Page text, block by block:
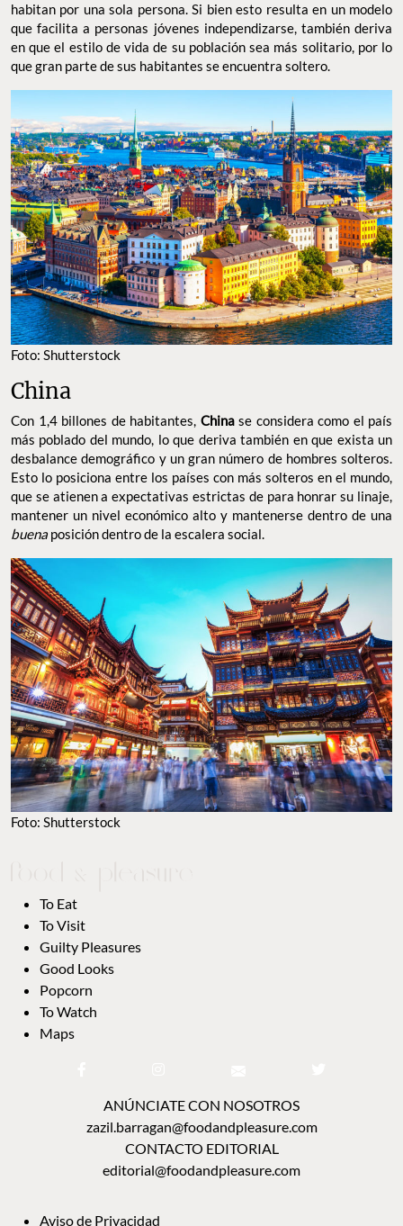
habitan por una sola persona. Si bien esto resulta en un modelo
que facilita a personas jóvenes independizarse, también deriva
en que el estilo de vida de su población sea más solitario, por lo
que gran parte de sus habitantes se encuentra soltero.
Foto: Shutterstock
China
Con 1,4 billones de habitantes, China se considera como el país
más poblado del mundo, lo que deriva también en que exista un
desbalance demográfico y un gran número de hombres solteros.
Esto lo posiciona entre los países con más solteros en el mundo,
que se atienen a expectativas estrictas de para honrar su linaje,
mantener un nivel económico alto y mantenerse dentro de una
buena posición dentro de la escalera social.
Foto: Shutterstock
To Eat
To Visit
Guilty Pleasures
Good Looks
Popcorn
To Watch
Maps
ANÚNCIATE CON NOSOTROS
zazil.barragan@foodandpleasure.com
CONTACTO EDITORIAL
editorial@foodandpleasure.com
Aviso de Privacidad